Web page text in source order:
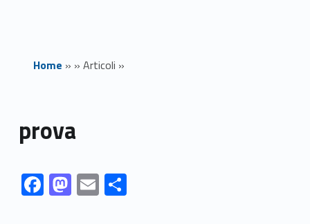
Home » » Articoli »
prova
Link identifier #identifier__169998-1 F
ac
Link identifier #identifier__95140-2 M
as
Link identifier #identifier__143636-3 E
m
Link identifier #identifier__147727-4 S